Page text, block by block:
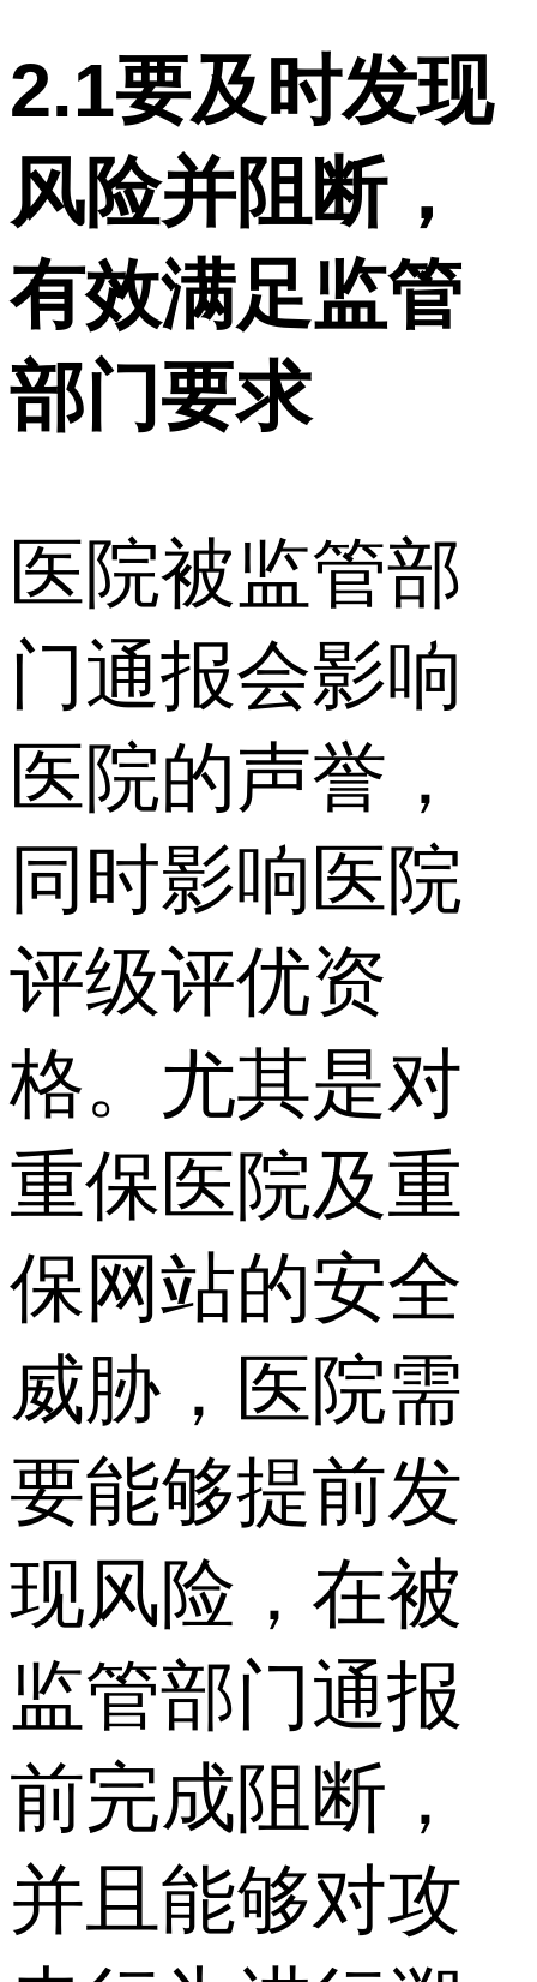
2.1要及时发现
风险并阻断，
有效满足监管
部门要求
医院被监管部
门通报会影响
医院的声誉，
同时影响医院
评级评优资
格。尤其是对
重保医院及重
保网站的安全
威胁，医院需
要能够提前发
现风险，在被
监管部门通报
前完成阻断，
并且能够对攻